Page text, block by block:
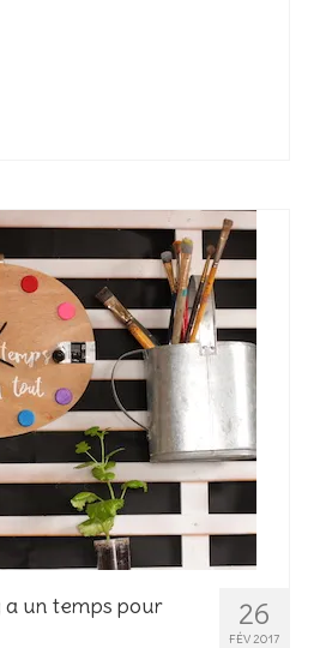
26
FÉV 2017
a un temps pour